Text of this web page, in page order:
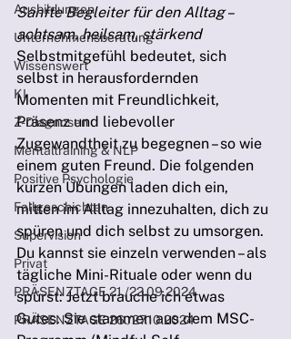
Ausbildungen
Unternehmensberatung
Wissenswert
KI
Z-Diagnosen
Mentaltraining & NLP
Positive Psychologie
Fallgeschichten
Supervision
Privat
PRÄSENZTAGE 21./22.09.2024
PRÄSENZTAGE 26./27.10.2024
Sanfte Begleiter für den Alltag –
achtsam, heilsam, stärkend
Selbstmitgefühl bedeutet, sich
selbst in herausfordernden
Momenten mit Freundlichkeit,
Präsenz und liebevoller
Zugewandtheit zu begegnen – so wie
einem guten Freund. Die folgenden
kurzen Übungen laden dich ein,
mitten im Alltag innezuhalten, dich zu
spüren und dich selbst zu umsorgen.
Du kannst sie einzeln verwenden – als
tägliche Mini-Rituale oder wenn du
spürst: Jetzt brauche ich etwas
Gutes. Sie stammen aus dem MSC-